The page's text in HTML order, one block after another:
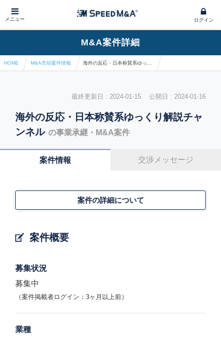
メニュー ログイン
M&A案件詳細
HOME M&A売却案件情報
最終更新日 : 2024-01-15 公開日 : 2024-01-16
海外の反応・日本称賛系ゆっくり解説チャ
ンネル の事業承継・M&A案件
案件情報 交渉メッセージ
案件概要
案件の詳細について
募集状況
募集中
（案件掲載者ログイン：3ヶ月以上前）
業種